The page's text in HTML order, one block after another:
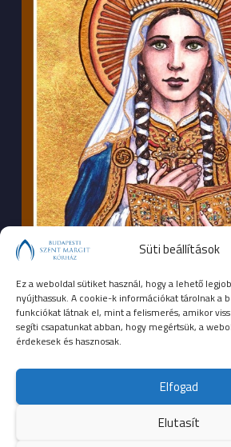
Süti beállítások
Ez a weboldal sütiket használ, hogy a lehető
nyújthassuk. A cookie-k információkat tárolnak a
funkciókat látnak el, mint a felismerés, amikor
segíti csapatunkat abban, hogy megértsük, a
érdekesek és hasznosak.
Elfogad
Elutasít
SEGÉLYHÍVÓSZÁMOK
104mentők